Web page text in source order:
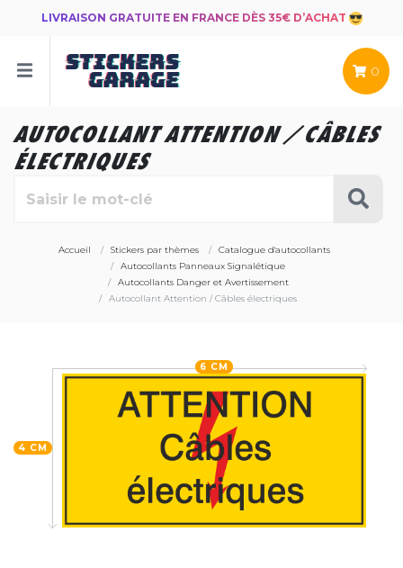
LIVRAISON GRATUITE EN FRANCE DÈS 35€ D’ACHAT
0
AUTOCOLLANT ATTENTION / CÂBLES
ÉLECTRIQUES
Accueil Stickers par thèmes
Catalogue d'autocollants
Autocollants Panneaux Signalétique
Autocollants Danger et Avertissement
Autocollant Attention / Câbles électriques
4 CM
6 CM